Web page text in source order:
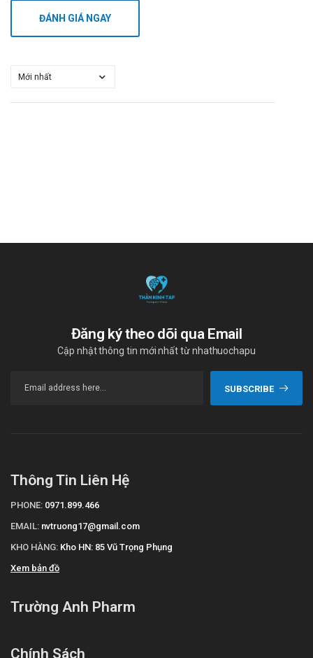
ĐÁNH GIÁ NGAY
Đăng ký theo dõi qua Email
Cập nhật thông tin mới nhất từ nhathuochapu
SUBSCRIBE
Thông Tin Liên Hệ
PHONE: 0971.899.466
EMAIL: nvtruong17@gmail.com
KHO HÀNG: Kho HN: 85 Vũ Trọng Phụng
Xem bản đồ
Trường Anh Pharm
Chính Sách